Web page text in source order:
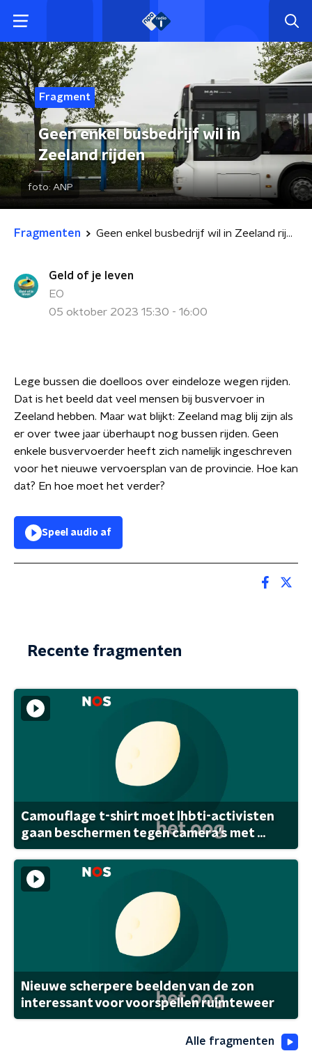
Fragment
Geen enkel busbedrijf wil in
Zeeland rijden
foto: ANP
Fragmenten Geen enkel busbedrijf wil in Zeeland rijden
Geld of je leven
EO
05 oktober 2023 15:30 - 16:00
Lege bussen die doelloos over eindeloze wegen rijden.
Dat is het beeld dat veel mensen bij busvervoer in
Zeeland hebben. Maar wat blijkt: Zeeland mag blij zijn als
er over twee jaar überhaupt nog bussen rijden. Geen
enkele busvervoerder heeft zich namelijk ingeschreven
voor het nieuwe vervoersplan van de provincie. Hoe kan
dat? En hoe moet het verder?
Speel audio af
Recente fragmenten
Camouflage t-shirt moet lhbti-activisten
gaan beschermen tegen camera's met ...
Nieuwe scherpere beelden van de zon
interessant voor voorspellen ruimteweer
Alle fragmenten